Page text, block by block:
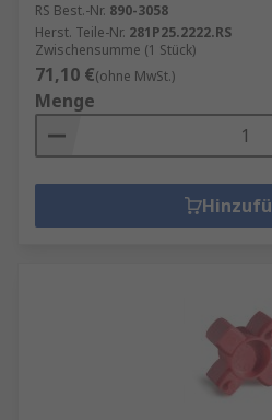
RS Best.-Nr. 890-3058
Herst. Teile-Nr. 281P25.2222.RS
Zwischensumme (1 Stück)
71,10 €(ohne MwSt.)
Menge